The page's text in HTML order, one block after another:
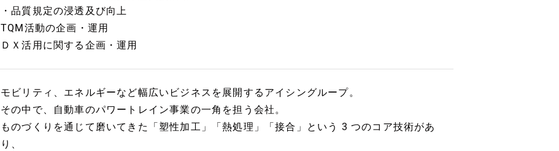
・品質規定の浸透及び向上
TQM活動の企画・運用
ＤＸ活用に関する企画・運用
モビリティ、エネルギーなど幅広いビジネスを展開するアイシングループ。
その中で、自動車のパワートレイン事業の一角を担う会社。
ものづくりを通じて磨いてきた「塑性加工」「熱処理」「接合」という 3 つのコア技術があ
り、